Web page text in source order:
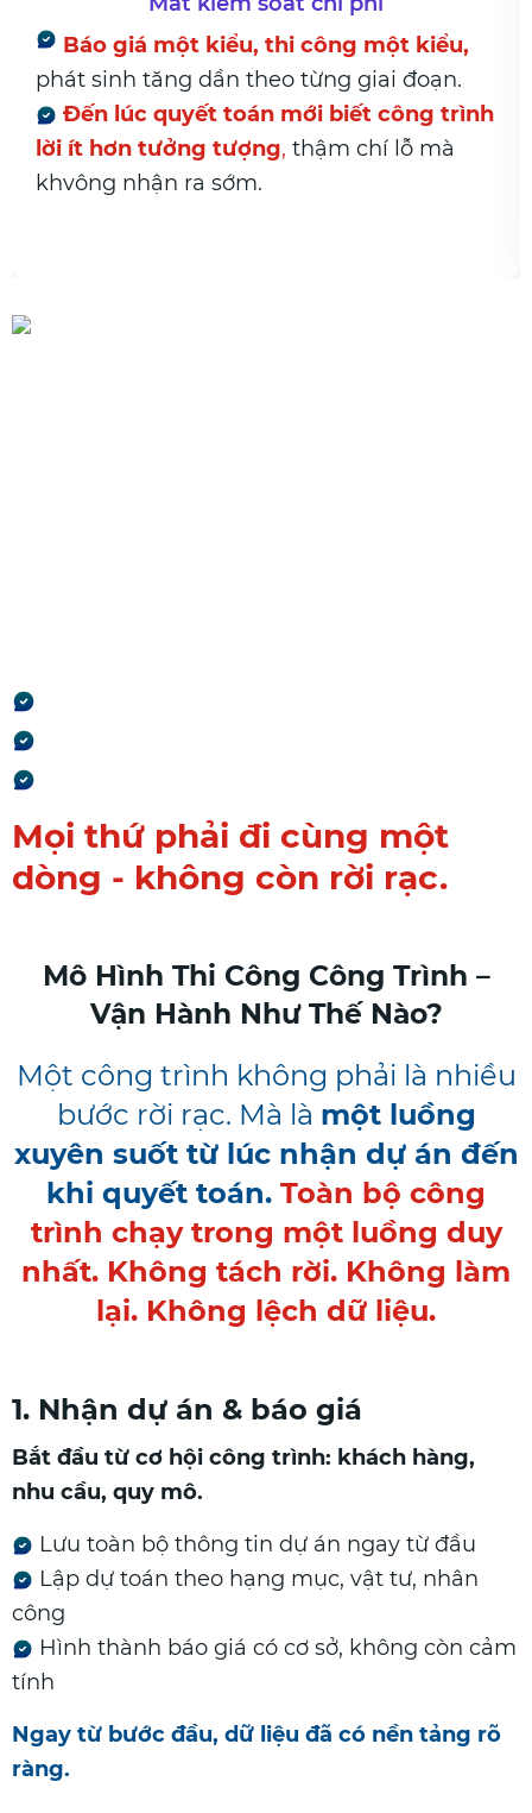
kiểu, thi công một kiểu,
dần theo từng giai đoạn.
toán mới biết công trình
tượng,thậm chí lỗ mà
sớm.
Xuất –
giữa kho và
Hao hụt có
nguyên nhân
Mọi thứ phải đi cùng một
dòng - không còn rời rạc.
Mô Hình Thi Công Công Trình –
Vận Hành Như Thế Nào?
Một công trình không phải là nhiều
bước rời rạc. Mà là một luồng
xuyên suốt từ lúc nhận dự án đến
khi quyết toán. Toàn bộ công
trình chạy trong một luồng duy
nhất. Không tách rời. Không làm
lại. Không lệch dữ liệu.
1. Nhận dự án & báo giá
Bắt đầu từ cơ hội công trình: khách hàng,
nhu cầu, quy mô.
Lưu toàn bộ thông tin dự án ngay từ đầu
Lập dự toán theo hạng mục, vật tư, nhân
công
Hình thành báo giá có cơ sở, không còn cảm
tính
Ngay từ bước đầu, dữ liệu đã có nền tảng rõ
ràng.